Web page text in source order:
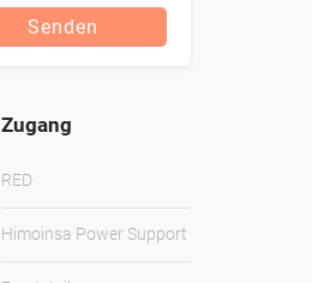
Senden
Zugang
RED
Himoinsa Power Support